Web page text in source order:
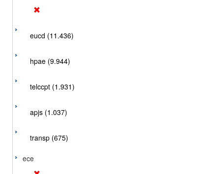
eucd (11.436)
hpae (9.944)
telccpt (1.931)
apjs (1.037)
transp (675)
ece